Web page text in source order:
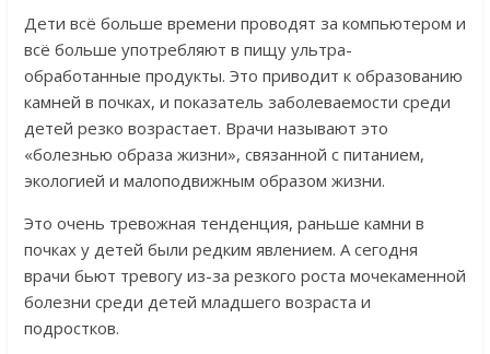
Дети всё больше времени проводят за компьютером и
всё больше употребляют в пищу ультра-
обработанные продукты. Это приводит к образованию
камней в почках, и показатель заболеваемости среди
детей резко возрастает. Врачи называют это
«болезнью образа жизни», связанной с питанием,
экологией и малоподвижным образом жизни.
Это очень тревожная тенденция, раньше камни в
почках у детей были редким явлением. А сегодня
врачи бьют тревогу из-за резкого роста мочекаменной
болезни среди детей младшего возраста и
подростков.